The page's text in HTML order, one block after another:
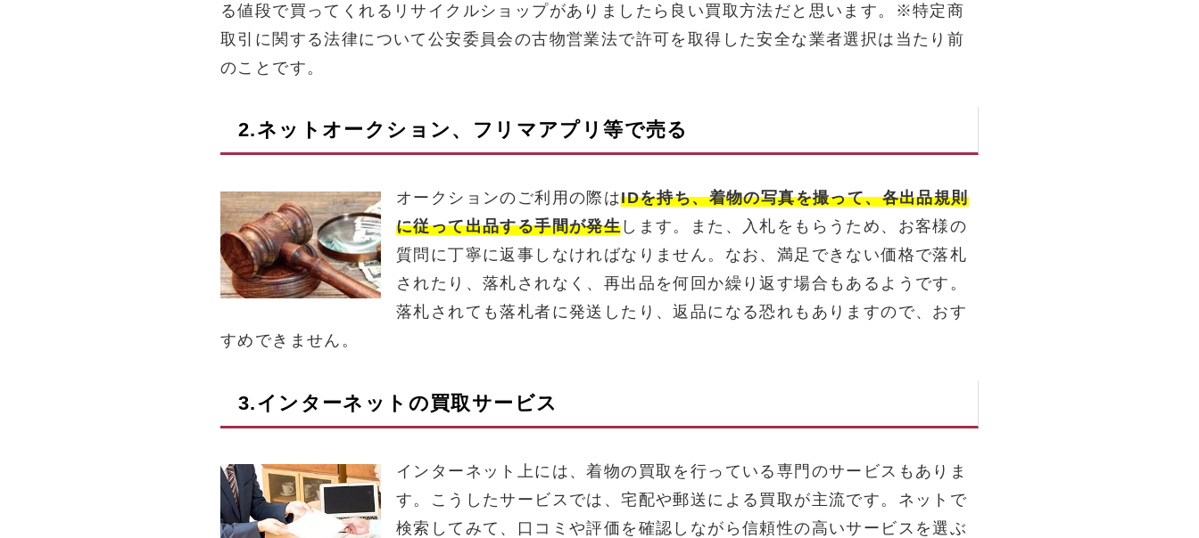
る値段で買ってくれるリサイクルショップがありましたら良い買取方法だと思います。※特定商
取引に関する法律について公安委員会の古物営業法で許可を取得した安全な業者選択は当たり前
のことです。
2.ネットオークション、フリマアプリ等で売る
オークションのご利用の際はIDを持ち、着物の写真を撮って、各出品規則
に従って出品する手間が発生 します。また、入札をもらうため、お客様の
質問に丁寧に返事しなければなりません。なお、満足できない価格で落札
されたり、落札されなく、再出品を何回か繰り返す場合もあるようです。
落札されても落札者に発送したり、返品になる恐れもありますので、おす
すめできません。
3.インターネットの買取サービス
インターネット上には、着物の買取を行っている専門のサービスもありま
す。こうしたサービスでは、宅配や郵送による買取が主流です。ネットで
検索してみて、口コミや評価を確認しながら信頼性の高いサービスを選ぶ